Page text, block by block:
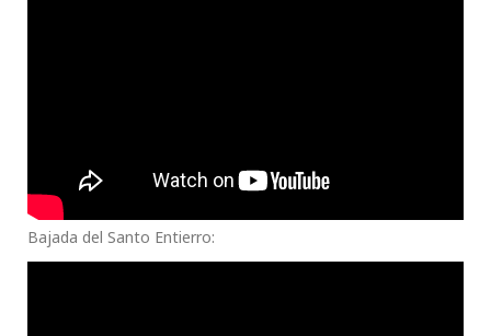
Bajada del Santo Entierro: